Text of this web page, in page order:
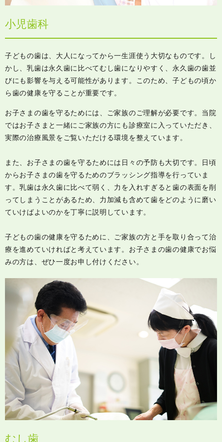
小児歯科
子どもの歯は、大人になってから一生涯使う大切なものです。し
かし、乳歯は永久歯に比べてむし歯になりやすく、永久歯の歯並
びにも影響を与える可能性があります。このため、子どもの頃か
ら歯の健康を守ることが重要です。
お子さまの歯を守るためには、ご家族のご理解が必要です。当院
ではお子さまと一緒にご家族の方にも診療室に入っていただき、
実際の治療風景をご覧いただける環境を整えています。
また、お子さまの歯を守るためには日々の予防も大切です。日頃
からお子さまの歯を守るためのブラッシング指導を行っていま
す。乳歯は永久歯に比べて弱く、力を入れすぎると歯の表面を削
ってしまうことがあるため、力加減も含めて歯をどのように磨い
ていけばよいのかを丁寧に説明しています。
子どもの歯の健康を守るために、ご家族の方と手を取り合って治
療を進めていければと考えています。お子さまの歯の健康でお悩
みの方は、ぜひ一度お申し付けください。
むし歯